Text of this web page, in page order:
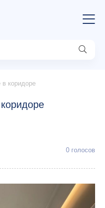
в коридоре
0 голосов